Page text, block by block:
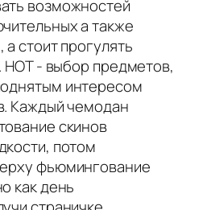
возможностей
а также
стоит прогулять
HOT - выбор предметов,
интересом
Каждый чемодан
скинов
потом
фьюмингование
как день